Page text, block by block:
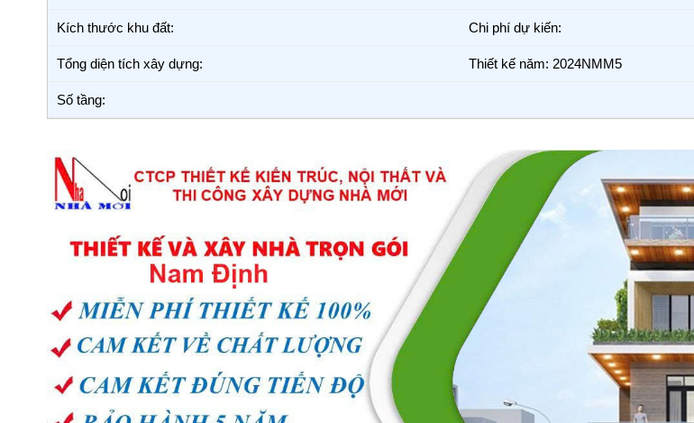
Kích thước khu đất: Chi phí dự kiến:
Tổng diện tích xây dựng: Thiết kế năm: 2024NMM5
Số tầng: